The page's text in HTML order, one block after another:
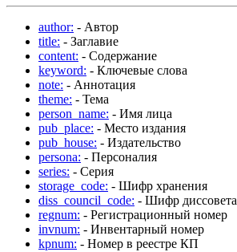
author: - Автор
title: - Заглавие
content: - Содержание
keyword: - Ключевые слова
note: - Аннотация
theme: - Тема
person_name: - Имя лица
pub_place: - Место издания
pub_house: - Издательство
persona: - Персоналия
series: - Серия
storage_code: - Шифр хранения
diss_council_code: - Шифр диссовета
regnum: - Регистрационный номер
invnum: - Инвентарный номер
kpnum: - Номер в реестре КП